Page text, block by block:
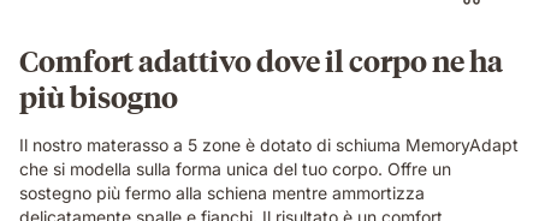
Comfort adattivo dove il corpo ne ha
più bisogno
Il nostro materasso a 5 zone è dotato di schiuma MemoryAdapt
che si modella sulla forma unica del tuo corpo. Offre un
sostegno più fermo alla schiena mentre ammortizza
delicatamente spalle e fianchi. Il risultato è un comfort